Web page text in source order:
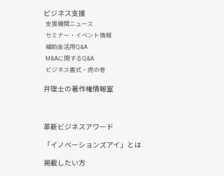
ビジネス支援
支援機関ニュース
セミナー・イベント情報
補助金活用Q&A
M&Aに関するQ&A
ビジネス書式・虎の巻
弁理士の著作権情報室
革新ビジネスアワード
「イノベーションズアイ」とは
掲載したい方